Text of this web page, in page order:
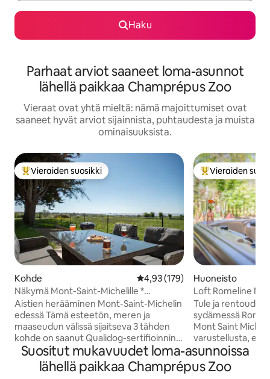
Haku
Parhaat arviot saaneet loma-asunnot
lähellä paikkaa Champrépus Zoo
Vieraat ovat yhtä mieltä: nämä majoittumiset ovat
saaneet hyvät arviot sijainnista, puhtaudesta ja muista
ominaisuuksista.
Vieraiden suosikkien parhaimmistoa
Vieraiden suosikki
Kohde Keskimääräinen arvio 4,93/5,
4,93 (179)
Näkymä Mont-Saint-Michelille *
Tyylikkyyttä, rauhallisuutta ja
pöytäjalkapalloa
Aistien herääminen Mont-Saint-Michelin
edessä Tämä esteetön, meren ja
maaseudun välissä sijaitseva 3 tähden
kohde on saanut Qualidog-sertifioinnin,
ja siitä on esteettömät 180 asteen
näkymät lahdelle. Sisällä: 2 viihtyisää
makuuhuonetta, varusteltu keittiö,
Vieraiden
Vieraiden
Huoneisto
Loft Romeline
Tule ja rentoudu
sydämessä
Mont Saint
varustellusta,
huoneen
maatalossa, joka
yksikköön.
Suositut mukavuudet loma-asunnoissa
lähellä paikkaa Champrépus Zoo